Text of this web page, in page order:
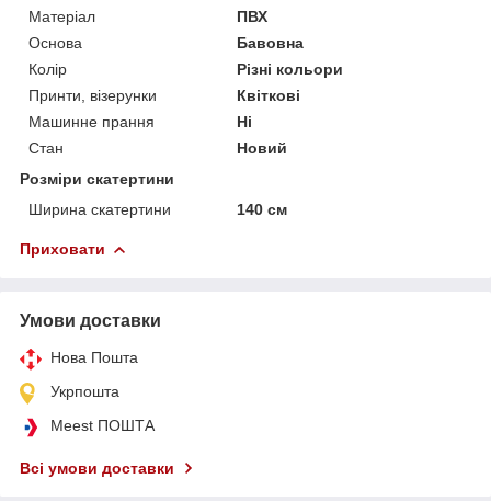
Матеріал
ПВХ
Основа
Бавовна
Колір
Різні кольори
Принти, візерунки
Квіткові
Машинне прання
Ні
Стан
Новий
Розміри скатертини
Ширина скатертини
140 см
Приховати
Умови доставки
Нова Пошта
Укрпошта
Meest ПОШТА
Всі умови доставки